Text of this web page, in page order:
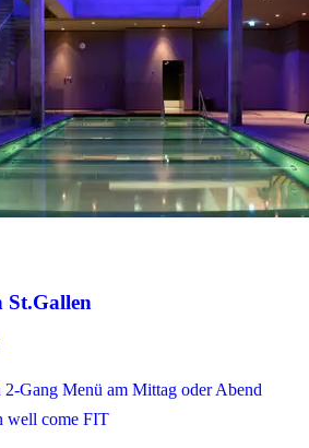
St.Gallen
2-Gang Menü am Mittag oder Abend
well come FIT